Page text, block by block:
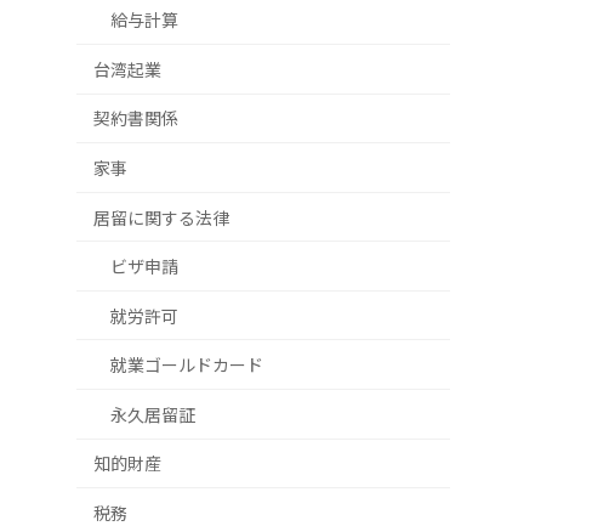
給与計算
台湾起業
契約書関係
家事
居留に関する法律
ビザ申請
就労許可
就業ゴールドカード
永久居留証
知的財産
税務